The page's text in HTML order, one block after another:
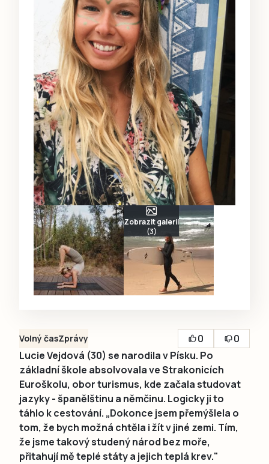
Zobrazit galerii
(3)
Volný časZprávy 0
0
Lucie Vejdová (30) se narodila v Písku. Po
základní škole absolvovala ve Strakonicích
Euroškolu, obor turismus, kde začala studovat
jazyky - španělštinu a němčinu. Logicky ji to
táhlo k cestování. „Dokonce jsem přemýšlela o
tom, že bych možná chtěla i žít v jiné zemi. Tím,
že jsme takový studený národ bez moře,
přitahují mě teplé státy a jejich teplá krev."